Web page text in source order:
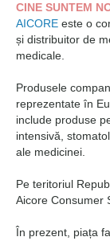
CINE SUNTEM
AICORE este o
și distribuitor de
medicale.
Produsele
reprezentate în
include produse
intensivă,
ale medicinei.
Pe teritoriul
Aicore Consumer
În prezent, piața